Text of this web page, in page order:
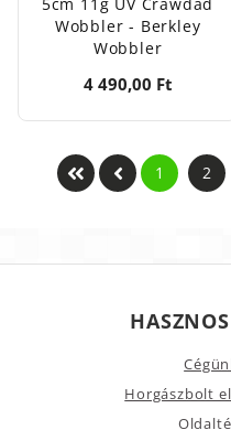
Wobbler - Berkley
Wobbler
4 490,00 Ft
1 2
Horgászbolt